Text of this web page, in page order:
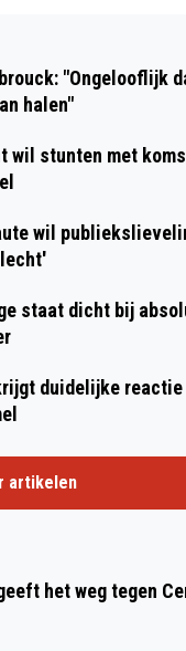
"Ongelooflijk
halen"
wil stunten met
wil
staat dicht bij
duidelijke reactie
artikelen
het weg tegen